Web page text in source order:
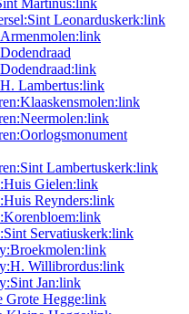
Martinus:link
Leonarduskerk:link
Lambertus:link
Lambertuskerk:link
Gielen:link
Reynders:link
Servatiuskerk:link
Willibrordus:link
Jan:link
Grote Hegge:link